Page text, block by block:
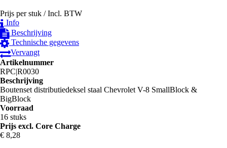
Prijs per stuk /Incl. BTW
Info
Beschrijving
Technische gegevens
Vervangt
Artikelnummer
RPC|R0030
Beschrijving
Boutenset distributiedeksel staal Chevrolet V-8 SmallBlock &
BigBlock
Voorraad
16 stuks
Prijs excl. Core Charge
€ 8,28